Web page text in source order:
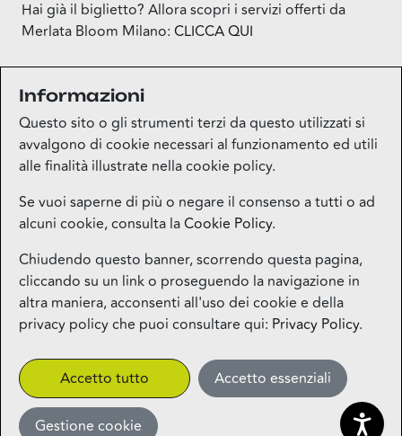
Hai già il biglietto? Allora scopri i servizi offerti da
Merlata Bloom Milano: CLICCA QUI
LEGGI IL REGOLAMENTO COMPLETO
Informazioni
Questo sito o gli strumenti terzi da questo utilizzati si
avvalgono di cookie necessari al funzionamento ed utili
alle finalità illustrate nella cookie policy.
Se vuoi saperne di più o negare il consenso a tutti o ad
alcuni cookie, consulta laCookie Policy.
Chiudendo questo banner, scorrendo questa pagina,
cliccando su un link o proseguendo la navigazione in
altra maniera, acconsenti all'uso dei cookie e della
privacy policy che puoi consultare qui: Privacy Policy.
Accetto tutto Accetto essenziali
Gestione cookie
Contatti
More